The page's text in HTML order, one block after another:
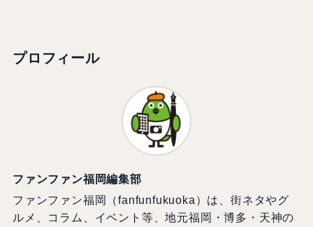
プロフィール
ファンファン福岡編集部
ファンファン福岡（fanfunfukuoka）は、街ネタやグ
ルメ、コラム、イベント等、地元福岡・博多・天神の